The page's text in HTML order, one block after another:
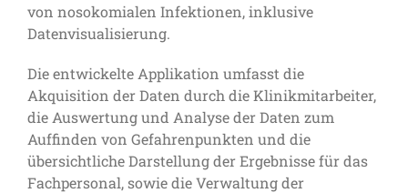
von nosokomialen Infektionen, inklusive
Datenvisualisierung.
Die entwickelte Applikation umfasst die
Akquisition der Daten durch die Klinikmitarbeiter,
die Auswertung und Analyse der Daten zum
Auffinden von Gefahrenpunkten und die
übersichtliche Darstellung der Ergebnisse für das
Fachpersonal, sowie die Verwaltung der